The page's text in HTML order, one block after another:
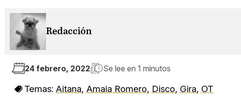
Redacción
24 febrero, 2022 Se lee en 1 minutos
Temas: Aitana, Amaia Romero, Disco, Gira, OT